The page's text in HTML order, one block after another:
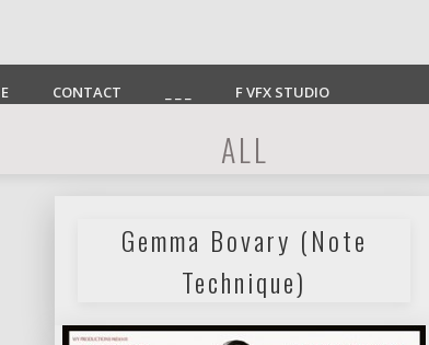
CONTACT F VFX STUDIO
ALL
Gemma Bovary (Note
Technique)